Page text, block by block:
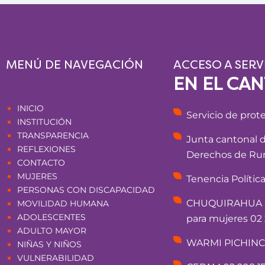
MENÚ DE NAVEGACIÓN
INICIO
INSTITUCIÓN
TRANSPARENCIA
REFLEXIONES
CONTACTO
MUJERES
PERSONAS CON DISCAPACIDAD
MOVILIDAD HUMANA
ADOLESCENTES
ADULTO MAYOR
NIÑAS Y NIÑOS
VULNERABILIDAD
ACCESO A
EN EL
Servicio de
Junta cantonal
Derechos de
Tenencia
para mujeres 02
WARMI